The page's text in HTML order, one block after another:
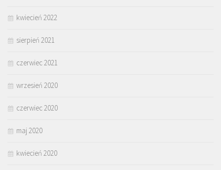
kwiecień 2022
sierpień 2021
czerwiec 2021
wrzesień 2020
czerwiec 2020
maj 2020
kwiecień 2020